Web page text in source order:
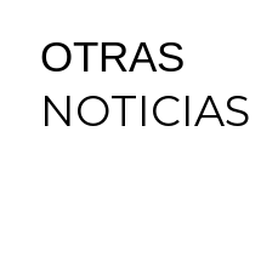
OTRAS
NOTICIAS